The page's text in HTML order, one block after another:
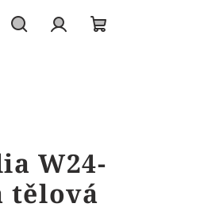
W24-
tělová